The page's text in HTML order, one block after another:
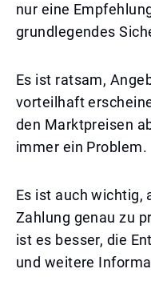
nur eine
grundlegendes
Es ist ratsam,
vorteilhaft
den Marktpreisen
immer ein Problem.
Es ist auch wichtig,
Zahlung genau zu
ist es besser, die
und weitere